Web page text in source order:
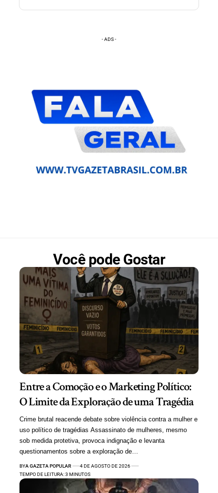
- ADS -
Você pode Gostar
Entre a Comoção e o Marketing Político:
O Limite da Exploração de uma Tragédia
Crime brutal reacende debate sobre violência contra a mulher e
uso político de tragédias Assassinato de mulheres, mesmo
sob medida protetiva, provoca indignação e levanta
questionamentos sobre a exploração de…
BYA GAZETA POPULAR
4 DE AGOSTO DE 2026
TEMPO DE LEITURA: 3 MINUTOS